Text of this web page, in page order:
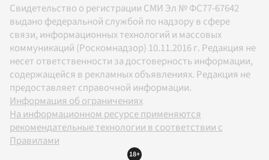
Свидетельство о регистрации СМИ Эл № ФС77-67642
выдано федеральной службой по надзору в сфере
связи, информационных технологий и массовых
коммуникаций (Роскомнадзор) 10.11.2016 г. Редакция не
несет ответственности за достоверность информации,
содержащейся в рекламных объявлениях. Редакция не
предоставляет справочной информации.
Информация об ограничениях
На информационном ресурсе применяются
рекомендательные технологии в соответствии с
Правилами
18+